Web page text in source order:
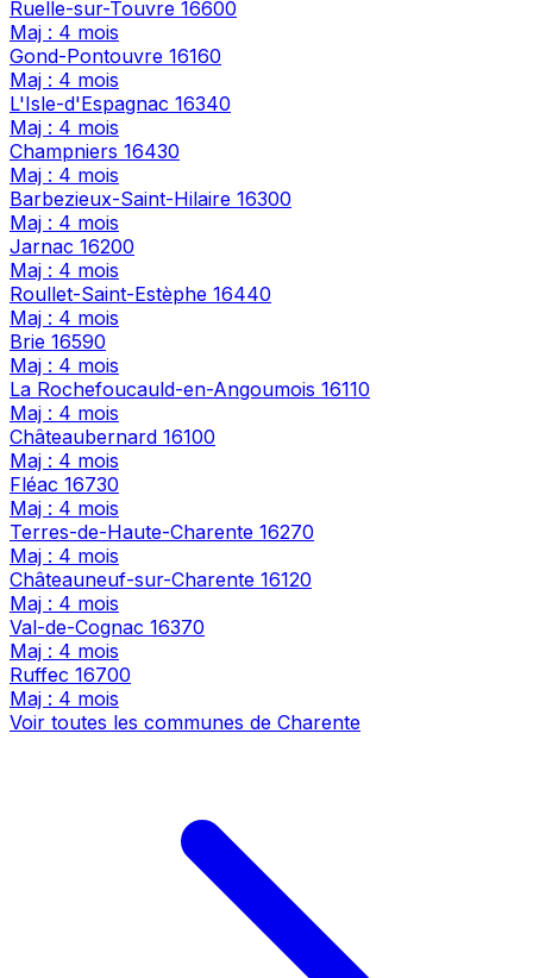
Ruelle-sur-Touvre 16600
Maj : 4 mois
Gond-Pontouvre 16160
Maj : 4 mois
L'Isle-d'Espagnac 16340
Maj : 4 mois
Champniers 16430
Maj : 4 mois
Barbezieux-Saint-Hilaire 16300
Maj : 4 mois
Jarnac 16200
Maj : 4 mois
Roullet-Saint-Estèphe 16440
Maj : 4 mois
Brie 16590
Maj : 4 mois
La Rochefoucauld-en-Angoumois 16110
Maj : 4 mois
Châteaubernard 16100
Maj : 4 mois
Fléac 16730
Maj : 4 mois
Terres-de-Haute-Charente 16270
Maj : 4 mois
Châteauneuf-sur-Charente 16120
Maj : 4 mois
Val-de-Cognac 16370
Maj : 4 mois
Ruffec 16700
Maj : 4 mois
Voir toutes les communes de Charente